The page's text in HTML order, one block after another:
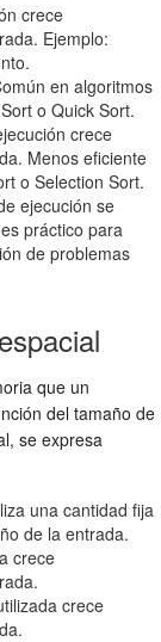
crece
Ejemplo:
en algoritmos
o Quick Sort.
crece
Menos eficiente
o Selection Sort.
ejecución se
práctico para
de problemas
que un
del tamaño de
se expresa
una cantidad fija
de la entrada.
crece
crece